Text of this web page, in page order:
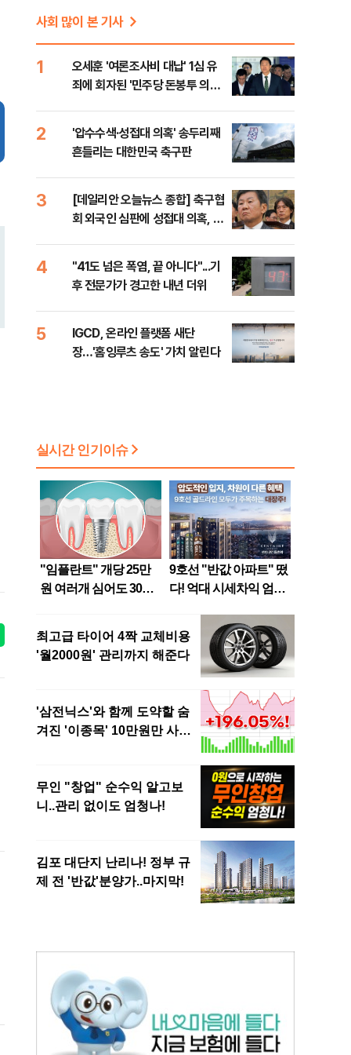
사회 많이 본 기사
1
오세훈 '여론조사비 대납' 1심 유
죄에 회자된 '민주당 돈봉투 의
2
'압수수색·성접대 의혹' 송두리째
흔들리는 대한민국 축구판
3
[데일리안 오늘뉴스 종합] 축구협
회 외국인 심판에 성접대 의혹, 李
이닉스 프리마켓 시초가 논란 재
점화, 김민석 "과반 승리 가능성
99%" 등
4
"41도 넘은 폭염, 끝 아니다"...기
후 전문가가 경고한 내년 더위
5
IGCD, 온라인 플랫폼 새단
장…'홈잉루츠 송도' 가치 알린다